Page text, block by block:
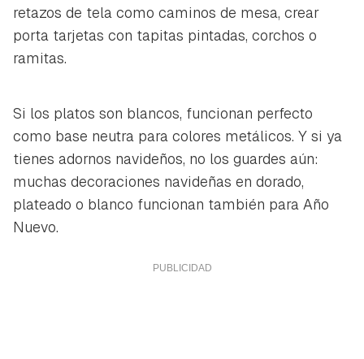
retazos de tela como caminos de mesa, crear
porta tarjetas con tapitas pintadas, corchos o
ramitas.
Si los platos son blancos, funcionan perfecto
como base neutra para colores metálicos. Y si ya
tienes adornos navideños, no los guardes aún:
muchas decoraciones navideñas en dorado,
plateado o blanco funcionan también para Año
Nuevo.